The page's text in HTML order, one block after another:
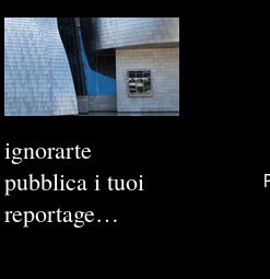
ignorarte
pubblica i tuoi
reportage